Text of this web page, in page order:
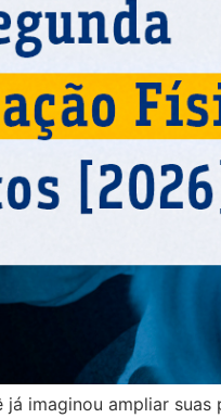
imaginou ampliar